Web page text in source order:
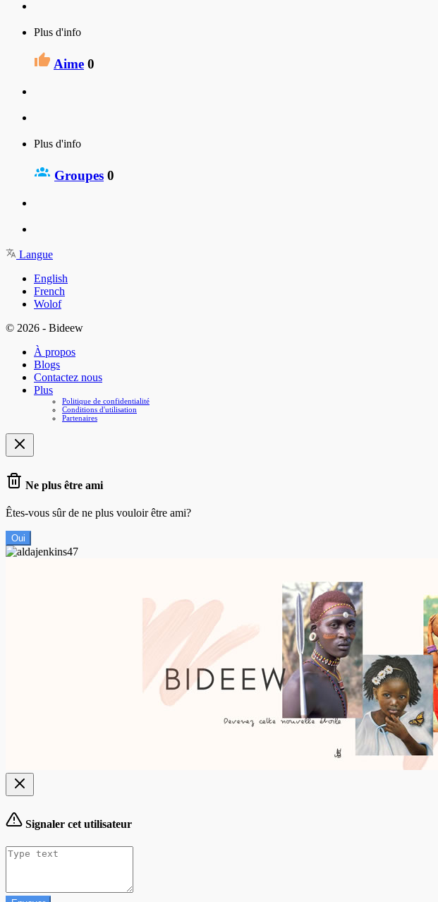
Plus d'info
Aime 0
Plus d'info
Groupes 0
Langue
English
French
Wolof
© 2026 - Bideew
À propos
Blogs
Contactez nous
Plus
Politique de confidentialité
Conditions d'utilisation
Partenaires
Ne plus être ami
Êtes-vous sûr de ne plus vouloir être ami?
Oui
Signaler cet utilisateur